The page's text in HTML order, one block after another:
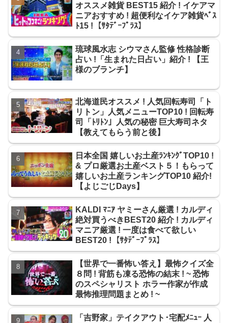
オススメ雑貨 BEST15 紹介 ! イケアマ
ニアおすすめ ! 超便利なイケア雑貨ﾍﾞｽ
ﾄ15 !【ｻﾀﾃﾞｰﾌﾟﾗｽ】
琉球風水志 シウマさん監修 性格診断
占い !「生まれた日占い」紹介 ! 【王
様のブランチ】
北海道民オススメ ! 人気回転寿司「ト
リトン」人気メニューTOP10 ! 回転寿
司「ﾄﾘﾄﾝ」人気の秘密 巨大寿司ネタ
【教えてもらう前と後】
日本全国 嬉しいお土産ﾗﾝｷﾝｸﾞTOP10 !
& プロ厳選お土産ベスト５！もらって
嬉しいお土産ランキングTOP10 紹介!
【よじごじDays】
KALDI ﾏﾆｱ ヤミーさん厳選 ! カルディ
絶対買うべきBEST20 紹介 ! カルディ
マニア厳選 ! 一度は食べて欲しい
BEST20 !【ｻﾀﾃﾞｰﾌﾟﾗｽ】
【世界で一番怖い答え】最怖クイズ全
８問 ! 背筋も凍る恐怖の結末 ! ~ 恐怖
のスペシャリスト ホラー作家が作成
最怖推理問題まとめ ! ~
「吉野家」テイクアウト･宅配ﾒﾆｭｰ 人